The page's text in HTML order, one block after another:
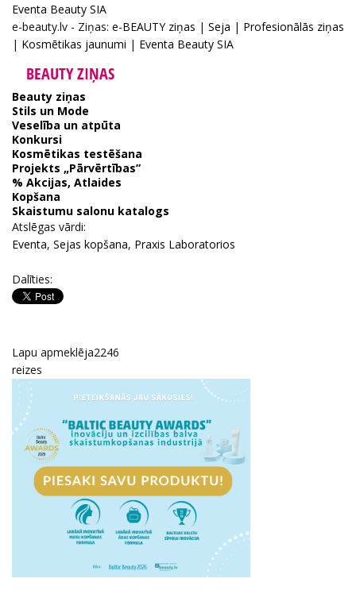
Eventa Beauty SIA
e-beauty.lv - Ziņas: e-BEAUTY ziņas | Seja | Profesionālās ziņas
| Kosmētikas jaunumi | Eventa Beauty SIA
BEAUTY ZIŅAS
Beauty ziņas
Stils un Mode
Veselība un atpūta
Konkursi
Kosmētikas testēšana
Projekts „Pārvērtības”
% Akcijas, Atlaides
Kopšana
Skaistumu salonu katalogs
Atslēgas vārdi:
Eventa, Sejas kopšana, Praxis Laboratorios
Dalīties:
Lapu apmeklēja2246
reizes